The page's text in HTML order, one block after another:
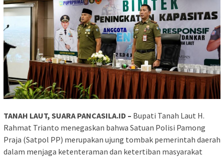
TANAH LAUT, SUARA PANCASILA.ID – Bupati Tanah Laut H.
Rahmat Trianto menegaskan bahwa Satuan Polisi Pamong
Praja (Satpol PP) merupakan ujung tombak pemerintah daerah
dalam menjaga ketenteraman dan ketertiban masyarakat